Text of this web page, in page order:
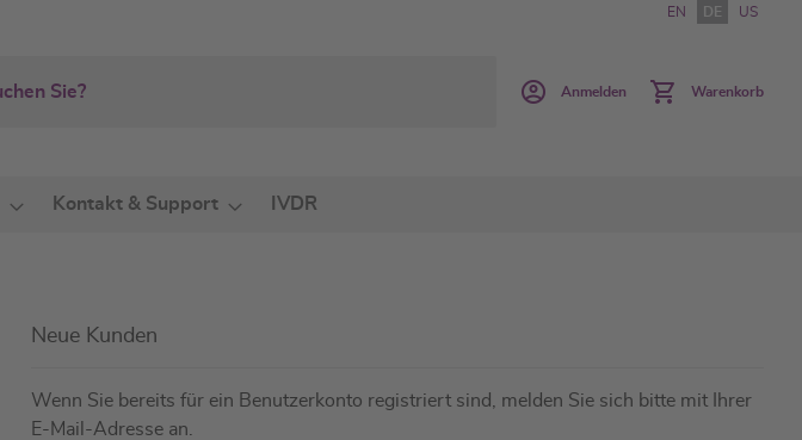
EN DE US
Anmelden Warenkorb
Kontakt & Support IVDR
Neue Kunden
Wenn Sie bereits für ein Benutzerkonto registriert sind, melden Sie sich bitte mit Ihrer
E-Mail-Adresse an.